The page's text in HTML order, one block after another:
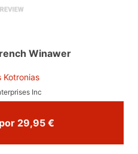
Winawer
Kotronias
Inc
Comprar por 29,95 €